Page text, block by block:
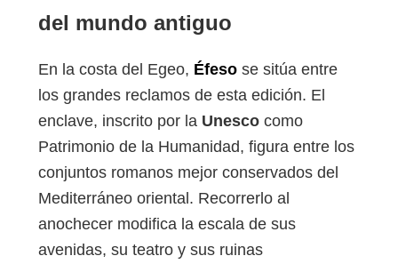
del mundo antiguo
En la costa del Egeo, Éfeso se sitúa entre
los grandes reclamos de esta edición. El
enclave, inscrito por la Unesco como
Patrimonio de la Humanidad, figura entre los
conjuntos romanos mejor conservados del
Mediterráneo oriental. Recorrerlo al
anochecer modifica la escala de sus
avenidas, su teatro y sus ruinas